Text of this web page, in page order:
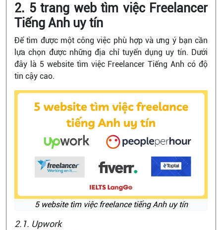
2. 5 trang web tìm việc Freelancer
Tiếng Anh uy tín
Để tìm được một công việc phù hợp và ưng ý bạn cần
lựa chọn được những địa chỉ tuyển dụng uy tín. Dưới
đây là 5 website tìm việc Freelancer Tiếng Anh có độ
tin cậy cao.
5 website tìm việc freelance tiếng Anh uy tín
2.1. Upwork